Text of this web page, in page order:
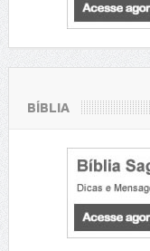
BÍBLIA